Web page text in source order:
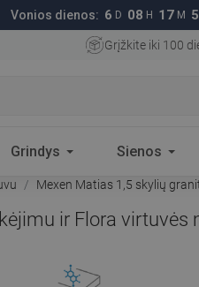
Vonios dienos: 6 D 08 H 17 M
Grįžkite iki 100
Grindys Sienos
Mexen Matias 1,5 skylių
ir Flora virtuvės